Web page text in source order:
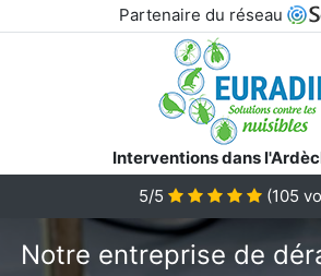
Partenaire du réseau
Interventions dans
5/5
(105
Notre entreprise de